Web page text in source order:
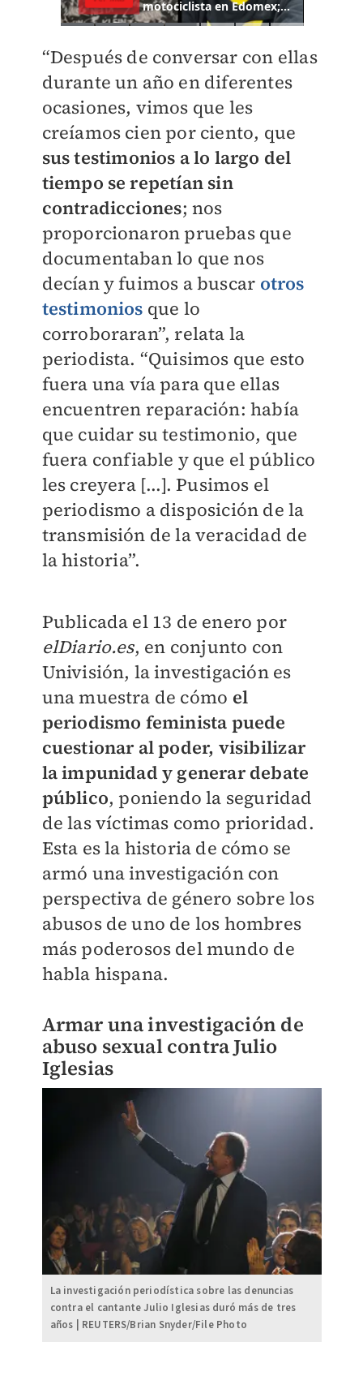
“Después de conversar con ellas
durante un año en diferentes
ocasiones, vimos que les
creíamos cien por ciento, que
sus testimonios a lo largo del
tiempo se repetían sin
contradicciones; nos
proporcionaron pruebas que
documentaban lo que nos
decían y fuimos a buscar otros
testimonios que lo
corroboraran”, relata la
periodista. “Quisimos que esto
fuera una vía para que ellas
encuentren reparación: había
que cuidar su testimonio, que
fuera confiable y que el público
les creyera [...]. Pusimos el
periodismo a disposición de la
transmisión de la veracidad de
la historia”.
Publicada el 13 de enero por
elDiario.es, en conjunto con
Univisión, la investigación es
una muestra de cómo el
periodismo feminista puede
cuestionar al poder, visibilizar
la impunidad y generar debate
público, poniendo la seguridad
de las víctimas como prioridad.
Esta es la historia de cómo se
armó una investigación con
perspectiva de género sobre los
abusos de uno de los hombres
más poderosos del mundo de
habla hispana.
Armar una investigación de
abuso sexual contra Julio
Iglesias
La investigación periodística sobre las denuncias
contra el cantante Julio Iglesias duró más de tres
años | REUTERS/Brian Snyder/File Photo